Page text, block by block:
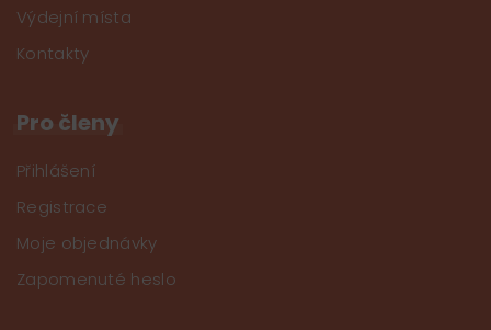
Výdejní místa
Kontakty
Pro členy
Přihlášení
Registrace
Moje objednávky
Zapomenuté heslo